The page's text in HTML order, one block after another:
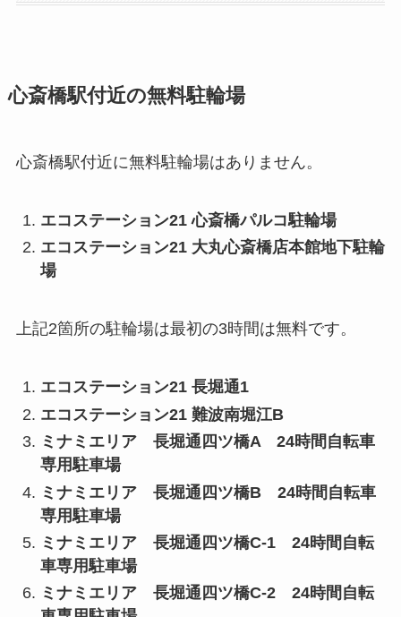
心斎橋駅付近の無料駐輪場
心斎橋駅付近に無料駐輪場はありません。
エコステーション21 心斎橋パルコ駐輪場
エコステーション21 大丸心斎橋店本館地下駐輪
場
上記2箇所の駐輪場は最初の3時間は無料です。
エコステーション21 長堀通1
エコステーション21 難波南堀江B
ミナミエリア 長堀通四ツ橋A 24時間自転車
専用駐車場
ミナミエリア 長堀通四ツ橋B 24時間自転車
専用駐車場
ミナミエリア 長堀通四ツ橋C-1 24時間自転
車専用駐車場
ミナミエリア 長堀通四ツ橋C-2 24時間自転